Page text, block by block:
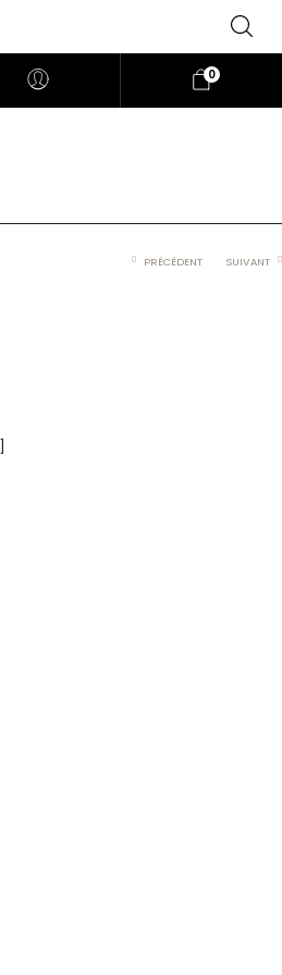
0
PRÉCÉDENT SUIVANT